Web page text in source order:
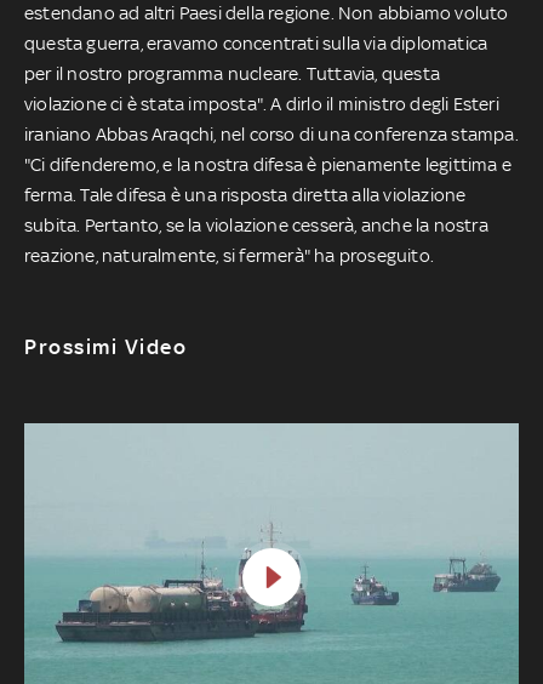
estendano ad altri Paesi della regione. Non abbiamo voluto
questa guerra, eravamo concentrati sulla via diplomatica
per il nostro programma nucleare. Tuttavia, questa
violazione ci è stata imposta". A dirlo il ministro degli Esteri
iraniano Abbas Araqchi, nel corso di una conferenza stampa.
"Ci difenderemo, e la nostra difesa è pienamente legittima e
ferma. Tale difesa è una risposta diretta alla violazione
subita. Pertanto, se la violazione cesserà, anche la nostra
reazione, naturalmente, si fermerà" ha proseguito.
Prossimi Video